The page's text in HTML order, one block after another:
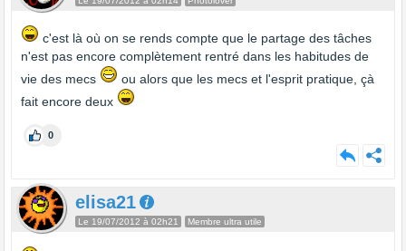
c'est là où on se rends compte que le partage des tâches
n'est pas encore complètement rentré dans les habitudes de
vie des mecs
ou alors que les mecs et l'esprit pratique, çà
fait encore deux
0
elisa21
Le 19/07/2012 à 02h21 Membre ultra utile